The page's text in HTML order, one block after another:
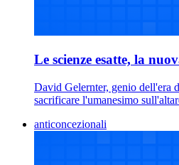
Le scienze esatte, la
David Gelernter, genio dell'era
sacrificare l'umanesimo
anticoncezionali